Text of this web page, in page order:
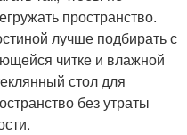
пространство.
лучше подбирать с
читке и влажной
стол для
без утраты